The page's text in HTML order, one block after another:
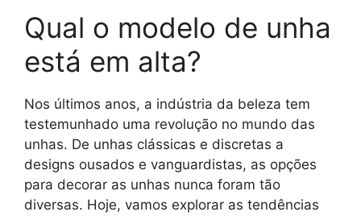
Qual o modelo de unha
está em alta?
Nos últimos anos, a indústria da beleza tem
testemunhado uma revolução no mundo das
unhas. De unhas clássicas e discretas a
designs ousados e vanguardistas, as opções
para decorar as unhas nunca foram tão
diversas. Hoje, vamos explorar as tendências